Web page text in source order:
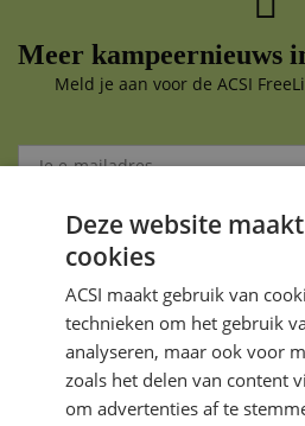
Meer kampeernieuws
Meld je aan voor de ACSI
Aanmelden
Je gegevens zijn veilig en worden
Deze website
cookies
ACSI maakt gebruik van
technieken om het gebruik
analyseren, maar ook voor
zoals het delen van content
om advertenties af te